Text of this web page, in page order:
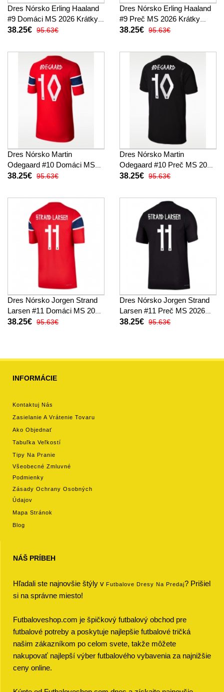
Dres Nórsko Erling Haaland
#9 Domáci MS 2026 Krátky
Rukáv
38.25€ 95.63€
Dres Nórsko Erling Haaland
#9 Preč MS 2026 Krátky
Rukáv
38.25€ 95.63€
Dres Nórsko Martin
Odegaard #10 Domáci MS
2026 Krátky Rukáv
38.25€ 95.63€
Dres Nórsko Martin
Odegaard #10 Preč MS 2026
Krátky Rukáv
38.25€ 95.63€
Dres Nórsko Jorgen Strand
Larsen #11 Domáci MS 2026
Krátky Rukáv
38.25€ 95.63€
Dres Nórsko Jorgen Strand
Larsen #11 Preč MS 2026
Krátky Rukáv
38.25€ 95.63€
INFORMÁCIE
Kontaktuj Nás
Zasielanie A Vrátenie Tovaru
Ako Objednať
Tabuľka Veľkostí
Tipy Na Pranie
Všeobecné Zmluvné
Podmienky
Zásady Ochrany Osobných
Údajov
Mapa Stránok
Blog
NÁŠ PRÍBEH
Hľadali ste najnovšie štýly v Futbalove Dresy Na Predaj? Prišiel
si na správne miesto!
Futbaloveshop.com je špičkový futbalový obchod pre
futbalové potreby a poskytuje najlepšie futbalové tričká
našim zákazníkom po celom svete, takže môžete
nakupovať najlepší výber futbalového vybavenia za najnižšie
ceny online.